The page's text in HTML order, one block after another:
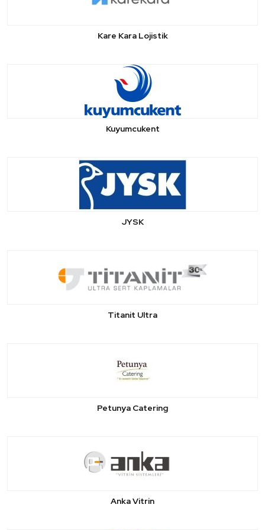
Kare Kara Lojistik
Kuyumcukent
JYSK
Titanit Ultra
Petunya Catering
Anka Vitrin